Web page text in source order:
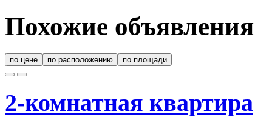
Похожие объявления
по цене по расположению по площади
2-комнатная квартира